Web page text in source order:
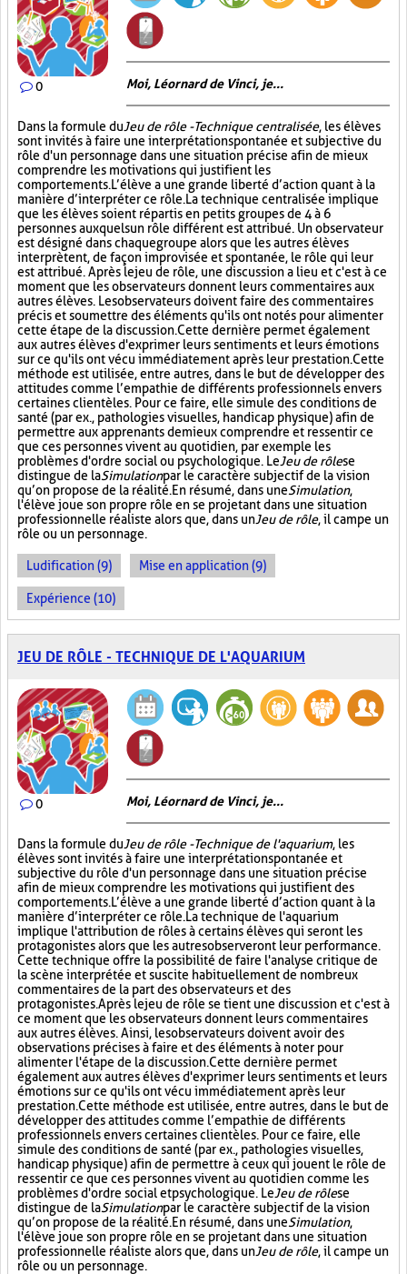
0 Moi, Léornard de Vinci, je...
Dans la formule duJeu de rôle - Technique centralisée, les élèves
sont invités à faire une interprétation spontanée et subjective du
rôle d'un personnage dans une situation précise afin de mieux
comprendre les motivations qui justifient les
comportements. L’élève a une grande liberté d’action quant à la
manière d’interpréter ce rôle. La technique centralisée implique
que les élèves soient répartis en petits groupes de 4 à 6
personnes auxquels un rôle différent est attribué. Un observateur
est désigné dans chaque groupe alors que les autres élèves
interprètent, de façon improvisée et spontanée, le rôle qui leur
est attribué. Après le jeu de rôle, une discussion a lieu et c'est à ce
moment que les observateurs donnent leurs commentaires aux
autres élèves. Les observateurs doivent faire des commentaires
précis et soumettre des éléments qu'ils ont notés pour alimenter
cette étape de la discussion. Cette dernière permet également
aux autres élèves d'exprimer leurs sentiments et leurs émotions
sur ce qu'ils ont vécu immédiatement après leur prestation. Cette
méthode est utilisée, entre autres, dans le but de développer des
attitudes comme l’empathie de différents professionnels envers
certaines clientèles. Pour ce faire, elle simule des conditions de
santé (par ex., pathologies visuelles, handicap physique) afin de
permettre aux apprenants de mieux comprendre et ressentir ce
que ces personnes vivent au quotidien, par exemple les
problèmes d'ordre social ou psychologique. LeJeu de rôlese
distingue de laSimulationpar le caractère subjectif de la vision
qu’on propose de la réalité. En résumé, dans uneSimulation,
l'élève joue son propre rôle en se projetant dans une situation
professionnelle réaliste alors que, dans unJeu de rôle, il campe un
rôle ou un personnage.
Ludification (9) Mise en application (9)
Expérience (10)
JEU DE RÔLE - TECHNIQUE DE L'AQUARIUM
0 Moi, Léornard de Vinci, je...
Dans la formule duJeu de rôle - Technique de l'aquarium, les
élèves sont invités à faire une interprétation spontanée et
subjective du rôle d'un personnage dans une situation précise
afin de mieux comprendre les motivations qui justifient des
comportements. L’élève a une grande liberté d’action quant à la
manière d’interpréter ce rôle. La technique de l'aquarium
implique l'attribution de rôles à certains élèves qui seront les
protagonistes alors que les autres observeront leur performance.
Cette technique offre la possibilité de faire l'analyse critique de
la scène interprétée et suscite habituellement de nombreux
commentaires de la part des observateurs et des
protagonistes. Après le jeu de rôle se tient une discussion et c'est à
ce moment que les observateurs donnent leurs commentaires
aux autres élèves. Ainsi, les observateurs doivent avoir des
observations précises à faire et des éléments à noter pour
alimenter l'étape de la discussion. Cette dernière permet
également aux autres élèves d'exprimer leurs sentiments et leurs
émotions sur ce qu'ils ont vécu immédiatement après leur
prestation. Cette méthode est utilisée, entre autres, dans le but de
développer des attitudes comme l’empathie de différents
professionnels envers certaines clientèles. Pour ce faire, elle
simule des conditions de santé (par ex., pathologies visuelles,
handicap physique) afin de permettre à ceux qui jouent le rôle de
ressentir ce que ces personnes vivent au quotidien comme les
problèmes d'ordre social et psychologique. LeJeu de rôlese
distingue de laSimulationpar le caractère subjectif de la vision
qu’on propose de la réalité. En résumé, dans uneSimulation,
l'élève joue son propre rôle en se projetant dans une situation
professionnelle réaliste alors que, dans unJeu de rôle, il campe un
rôle ou un personnage.